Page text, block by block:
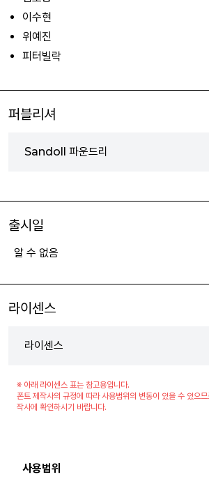
이수현
위예진
피터빌락
퍼블리셔
Sandoll 파운드리
출시일
알 수 없음
라이센스
라이센스
※ 아래 라이센스 표는 참고용입니다.
폰트 제작사의 규정에 따라 사용범위의 변동이 있을 수 있으
작사에 확인하시기 바랍니다.
사용범위